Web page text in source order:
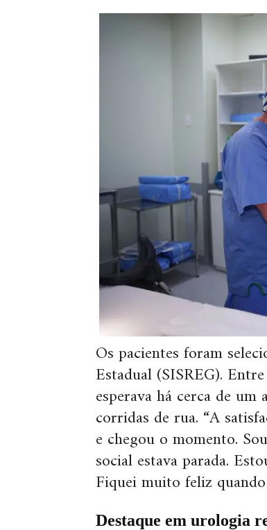
Os pacientes foram
Estadual (SISREG).
esperava há cerca de
corridas de rua. “A
e chegou o momento.
social estava parada.
Fiquei muito feliz
Destaque em urologia